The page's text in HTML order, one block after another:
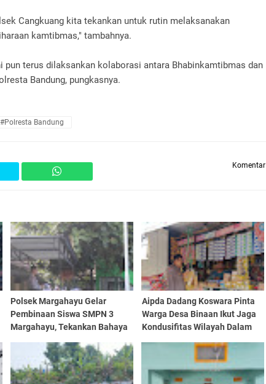
Cangkuang kita tekankan untuk rutin melaksanakan
kamtibmas," tambahnya.
pun terus dilaksankan kolaborasi antara Bhabinkamtibmas dan
Bandung, pungkasnya.
#Polresta Bandung
Komentar
Polsek Margahayu Gelar
Pembinaan Siswa SMPN 3
Margahayu, Tekankan Bahaya
Aipda Dadang Koswara Pinta
Warga Desa Binaan Ikut Jaga
Kondusifitas Wilayah Dalam